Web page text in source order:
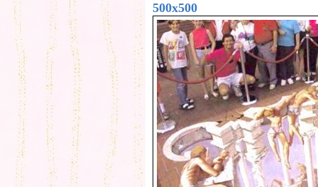
500x500